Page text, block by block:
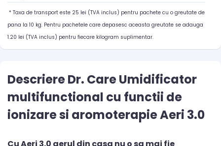
* Taxa de transport este 25 lei (TVA inclus) pentru pachete cu o greutate de
pana la 10 kg. Pentru pachetele care depasesc aceasta greutate se adauga
1.20 lei (TVA inclus) pentru fiecare kilogram suplimentar.
Descriere Dr. Care Umidificator
multifunctional cu functii de
ionizare si aromoterapie Aeri 3.0